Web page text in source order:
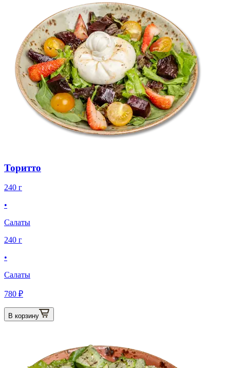
Торитто
240 г
•
Салаты
240 г
•
Салаты
780 ₽
В корзину